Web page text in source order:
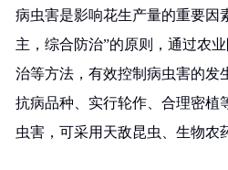
病虫害是影响花生产量的重要因
主，综合防治”的原则，通过农
治等方法，有效控制病虫害的发
抗病品种、实行轮作、合理密植
虫害，可采用天敌昆虫、生物农